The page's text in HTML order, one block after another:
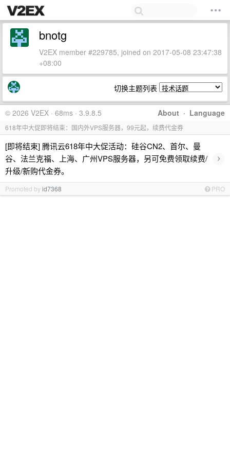
bnotg
V2EX member #229785, joined on 2017-05-08 23:47:38
+08:00
切换主题列表
About · Language
© 2026 V2EX · 68ms · 3.9.8.5
618年中大促即将结束：国内外VPS服务器，99元起，续费代金券
[即将结束] 腾讯云618年中大促活动：硅谷CN2、首尔、曼
谷、法兰克福、上海、广州VPS服务器，另可免费领取续费/
升级/新购代金券。
›
Promoted byid7368 PRO